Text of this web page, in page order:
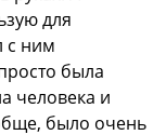
для
с ним
была
человека и
было очень